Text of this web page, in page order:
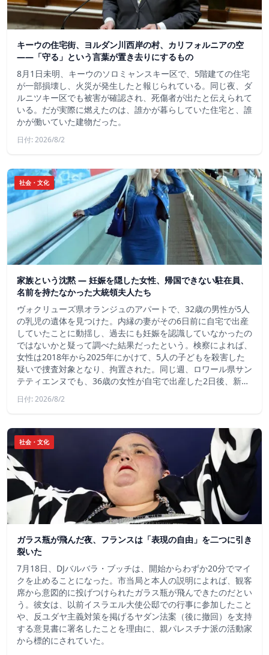
キーウの住宅街、ヨルダン川西岸の村、カリフォルニアの空
——「守る」という言葉が置き去りにするもの
8月1日未明、キーウのソロミャンスキー区で、5階建ての住宅
が一部損壊し、火災が発生したと報じられている。同じ夜、ダ
ルニツキー区でも被害が確認され、死傷者が出たと伝えられて
いる。だが実際に燃えたのは、誰かが暮らしていた住宅と、誰
かが働いていた建物だった。
日付: 2026/8/2
社会・文化
家族という沈黙 ― 妊娠を隠した女性、帰国できない駐在員、
名前を持たなかった大統領夫人たち
ヴォクリューズ県オランジュのアパートで、32歳の男性が5人
の乳児の遺体を見つけた。内縁の妻がその6日前に自宅で出産
していたことに動揺し、過去にも妊娠を認識していなかったの
ではないかと疑って調べた結果だったという。検察によれば、
女性は2018年から2025年にかけて、5人の子どもを殺害した
疑いで捜査対象となり、拘置された。同じ週、ロワール県サン
テティエンヌでも、36歳の女性が自宅で出産した2日後、新…
日付: 2026/8/2
社会・文化
ガラス瓶が飛んだ夜、フランスは「表現の自由」を二つに引き
裂いた
7月18日、DJバルバラ・ブッチは、開始からわずか20分でマイ
クを止めることになった。市当局と本人の説明によれば、観客
席から意図的に投げつけられたガラス瓶が飛んできたのだとい
う。彼女は、以前イスラエル大使公邸での行事に参加したこと
や、反ユダヤ主義対策を掲げるヤダン法案（後に撤回）を支持
する意見書に署名したことを理由に、親パレスチナ派の活動家
から標的にされていた。